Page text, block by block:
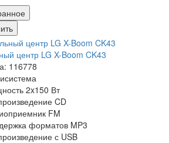
центр LG X-Boom CK43
116778
2x150 Вт
CD
FM
форматов MP3
с USB